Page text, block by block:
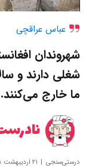
عباس عراقچی
شهروندان
شغلی دارند و
ما خارج می‌کنند.
درستی‌سنجی ۲۱ اردیبهشت ۱۳۹۸